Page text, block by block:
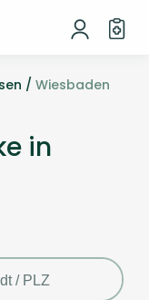
/ Wiesbaden
in